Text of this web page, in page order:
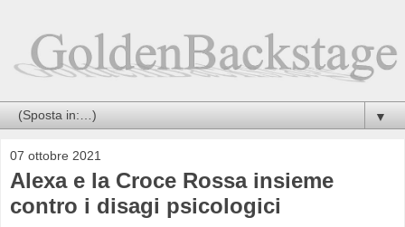
▼
07 ottobre 2021
Alexa e la Croce Rossa insieme
contro i disagi psicologici